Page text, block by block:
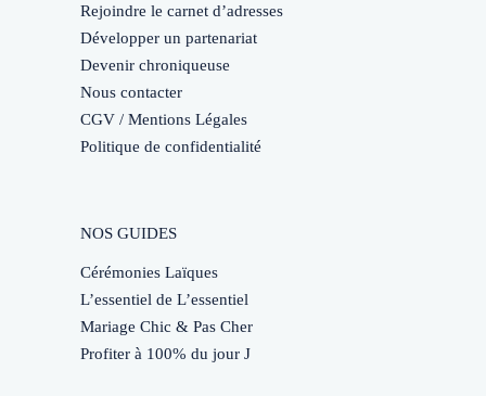
Rejoindre le carnet d’adresses
Développer un partenariat
Devenir chroniqueuse
Nous contacter
CGV / Mentions Légales
Politique de confidentialité
NOS GUIDES
Cérémonies Laïques
L’essentiel de L’essentiel
Mariage Chic & Pas Cher
Profiter à 100% du jour J